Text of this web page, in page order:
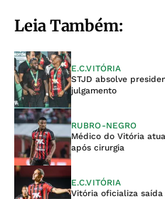
Leia Também:
E.C.VITÓRIA
STJD absolve
julgamento
RUBRO-NEGRO
Médico do Vitória
após cirurgia
E.C.VITÓRIA
Vitória oficializa